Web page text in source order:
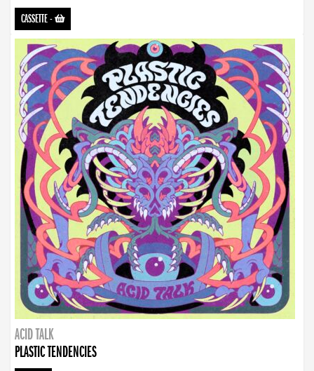
CASSETTE-
ACID TALK
PLASTIC TENDENCIES